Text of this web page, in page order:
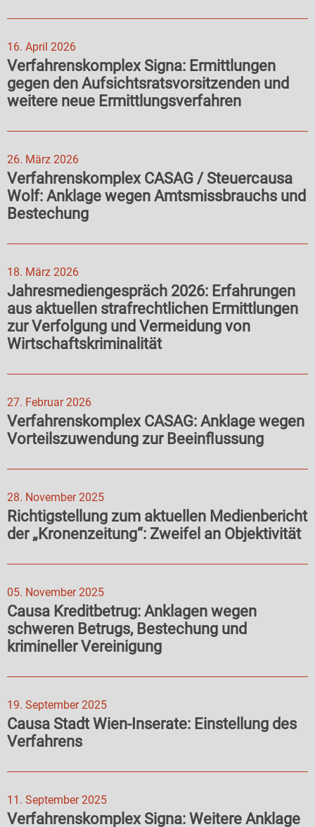
16. April 2026
Verfahrenskomplex Signa: Ermittlungen
gegen den Aufsichtsratsvorsitzenden und
weitere neue Ermittlungsverfahren
26. März 2026
Verfahrenskomplex CASAG / Steuercausa
Wolf: Anklage wegen Amtsmissbrauchs und
Bestechung
18. März 2026
Jahresmediengespräch 2026: Erfahrungen
aus aktuellen strafrechtlichen Ermittlungen
zur Verfolgung und Vermeidung von
Wirtschaftskriminalität
27. Februar 2026
Verfahrenskomplex CASAG: Anklage wegen
Vorteilszuwendung zur Beeinflussung
28. November 2025
Richtigstellung zum aktuellen Medienbericht
der „Kronenzeitung“: Zweifel an Objektivität
05. November 2025
Causa Kreditbetrug: Anklagen wegen
schweren Betrugs, Bestechung und
krimineller Vereinigung
19. September 2025
Causa Stadt Wien-Inserate: Einstellung des
Verfahrens
11. September 2025
Verfahrenskomplex Signa: Weitere Anklage